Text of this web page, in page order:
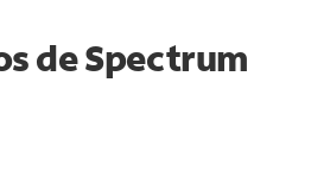
de Spectrum